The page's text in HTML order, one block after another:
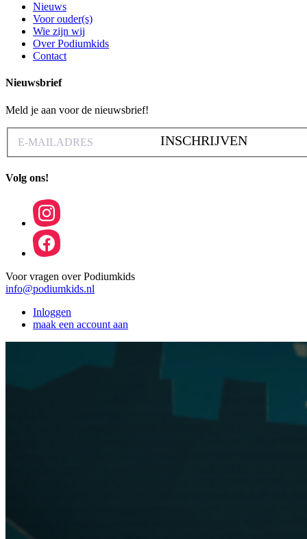
Nieuws
Voor ouder(s)
Wie zijn wij
Over Podiumkids
Contact
Nieuwsbrief
Meld je aan voor de nieuwsbrief!
INSCHRIJVEN
Volg ons!
Voor vragen over Podiumkids
info@podiumkids.nl
Inloggen
maak een account aan